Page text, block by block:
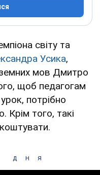
світу та
Усика,
мов Дмитро
щоб педагогам
потрібно
Крім того, такі
дня